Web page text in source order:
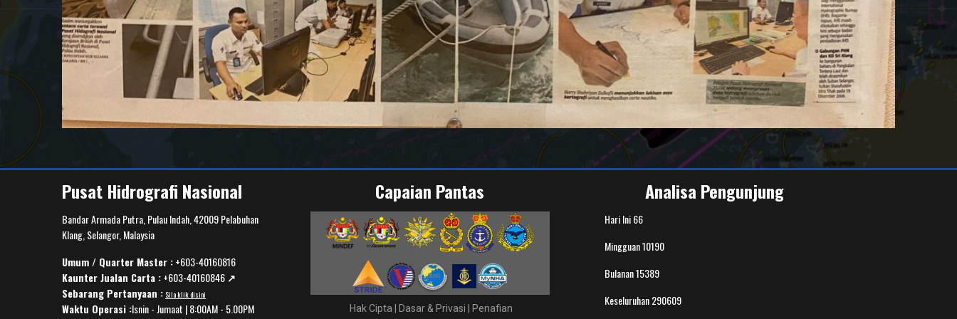
Pusat Hidrografi Nasional
Bandar Armada Putra, Pulau Indah, 42009 Pelabuhan
Klang, Selangor, Malaysia
Umum / Quarter Master :+603-40160816
Kaunter Jualan Carta :+603-40160846 ↗️
Sebarang Pertanyaan : Sila klik disini
Waktu Operasi :Isnin - Jumaat | 8:00AM - 5.00PM
Capaian Pantas
Hak Cipta Dasar & Privasi Penafian
Analisa Pengunjung
Hari Ini66
Mingguan10190
Bulanan15389
Keseluruhan290609